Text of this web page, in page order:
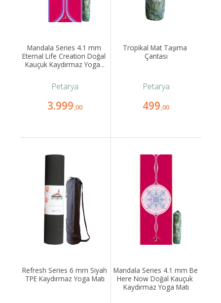
Mandala Series 4.1 mm
Eternal Life Creation Doğal
Kauçuk Kaydırmaz Yoga...
Petarya
3.999,00
Tropikal Mat Taşıma
Çantası
Petarya
499,00
Refresh Series 6 mm Siyah
TPE Kaydırmaz Yoga Matı
Mandala Series 4.1 mm Be
Here Now Doğal Kauçuk
Kaydırmaz Yoga Matı